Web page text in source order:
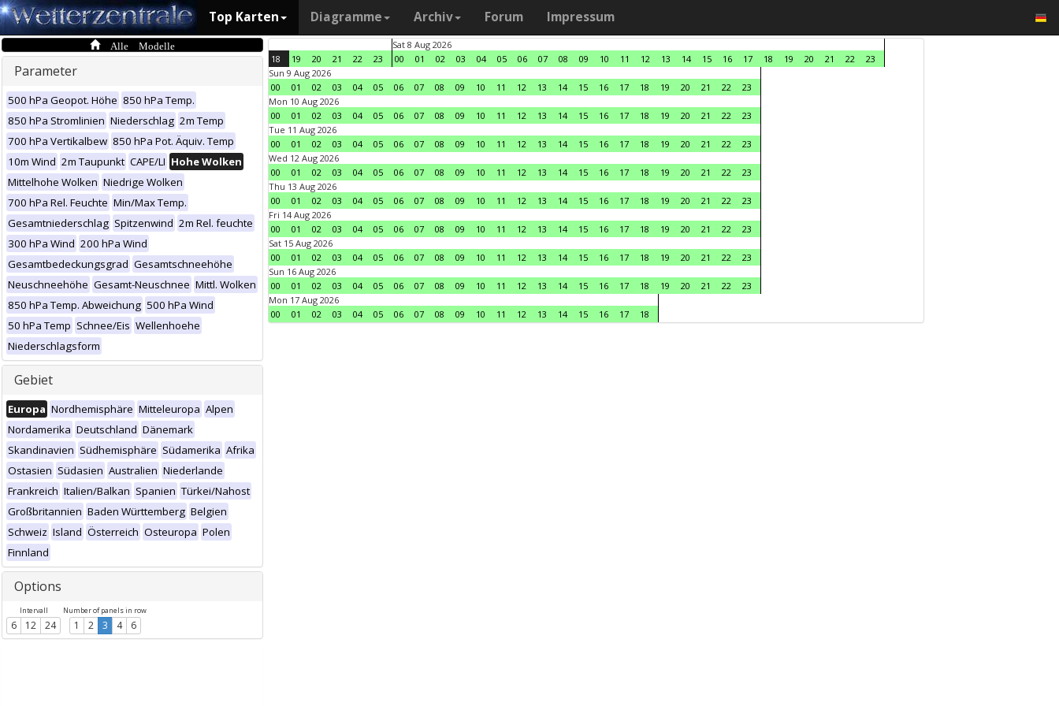
Top Karten Diagramme Archiv Forum Impressum
Alle Modelle
Parameter
500 hPa Geopot. Höhe 850 hPa Temp.
850 hPa Stromlinien Niederschlag 2m Temp
700 hPa Vertikalbew 850 hPa Pot. Äquiv. Temp
10m Wind 2m Taupunkt CAPE/LI Hohe Wolken
Mittelhohe Wolken Niedrige Wolken
700 hPa Rel. Feuchte Min/Max Temp.
Gesamtniederschlag Spitzenwind 2m Rel. feuchte
300 hPa Wind 200 hPa Wind
Gesamtbedeckungsgrad Gesamtschneehöhe
Neuschneehöhe Gesamt-Neuschnee Mittl. Wolken
850 hPa Temp. Abweichung 500 hPa Wind
50 hPa Temp Schnee/Eis Wellenhoehe
Niederschlagsform
Gebiet
Europa Nordhemisphäre Mitteleuropa Alpen
Nordamerika Deutschland Dänemark
Skandinavien Südhemisphäre Südamerika Afrika
Ostasien Südasien Australien Niederlande
Frankreich Italien/Balkan Spanien Türkei/Nahost
Großbritannien Baden Württemberg Belgien
Schweiz Island Österreich Osteuropa Polen
Finnland
Options
Intervall
6 12 24
Number of panels in row
1 2 3 4 6
18 19 20 21 22 23
Sat 8 Aug 2026
00
01 02 03 04 05 06 07 08 09 10 11 12 13 14 15 16 17 18 19 20 21 22
23
Sun 9 Aug 2026
00
01 02 03 04 05 06 07 08 09 10 11 12 13 14 15 16 17 18 19 20 21 22
23
Mon 10 Aug 2026
00
01 02 03 04 05 06 07 08 09 10 11 12 13 14 15 16 17 18 19 20 21 22
23
Tue 11 Aug 2026
00
01 02 03 04 05 06 07 08 09 10 11 12 13 14 15 16 17 18 19 20 21 22
23
Wed 12 Aug 2026
00
01 02 03 04 05 06 07 08 09 10 11 12 13 14 15 16 17 18 19 20 21 22
23
Thu 13 Aug 2026
00
01 02 03 04 05 06 07 08 09 10 11 12 13 14 15 16 17 18 19 20 21 22
23
Fri 14 Aug 2026
00
01 02 03 04 05 06 07 08 09 10 11 12 13 14 15 16 17 18 19 20 21 22
23
Sat 15 Aug 2026
00
01 02 03 04 05 06 07 08 09 10 11 12 13 14 15 16 17 18 19 20 21 22
23
Sun 16 Aug 2026
00
01 02 03 04 05 06 07 08 09 10 11 12 13 14 15 16 17 18 19 20 21 22
23
Mon 17 Aug 2026
00
01 02 03 04 05 06 07 08 09 10 11 12 13 14 15 16 17 18